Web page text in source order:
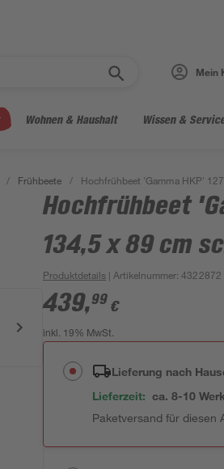
Mein
Wohnen & Haushalt Wissen &
/ Frühbeete / Hochfrühbeet 'Gamma HKP'
Hochfrühbeet
134,5 x 89 cm
Produktdetails | Artikelnummer:4322872
439,99 €
inkl. 19% MwSt.
Lieferung nach
Lieferzeit: ca. 8-10
Paketversand für diesen